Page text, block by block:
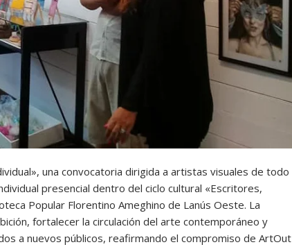
una convocatoria dirigida a artistas visuales de todo
presencial dentro del ciclo cultural «Escritores,
Popular Florentino Ameghino de Lanús Oeste. La
fortalecer la circulación del arte contemporáneo y
a nuevos públicos, reafirmando el compromiso de ArtOut